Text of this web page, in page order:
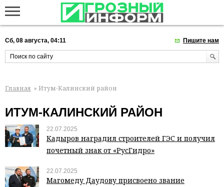
Сб, 08 августа, 04:11 Пишите нам
Главная » Итум-Калинский район
ИТУМ-КАЛИНСКИЙ РАЙОН
22.07.2025
Кадыров наградил строителей ГЭС и получил
почетный знак от «РусГидро»
22.07.2025
Магомеду Даудову присвоено звание